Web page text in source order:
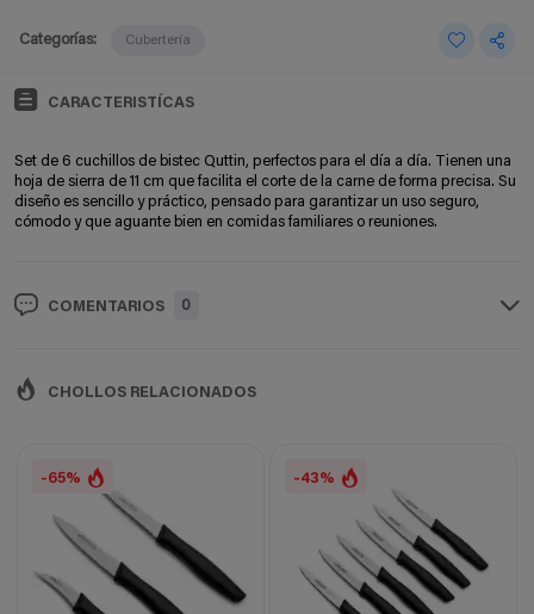
Categorías: Cubertería
CARACTERISTÍCAS
Set de 6 cuchillos de bistec Quttin, perfectos para el día a día. Tienen una
hoja de sierra de 11 cm que facilita el corte de la carne de forma precisa. Su
diseño es sencillo y práctico, pensado para garantizar un uso seguro,
cómodo y que aguante bien en comidas familiares o reuniones.
COMENTARIOS 0
CHOLLOS RELACIONADOS
-65% -43%